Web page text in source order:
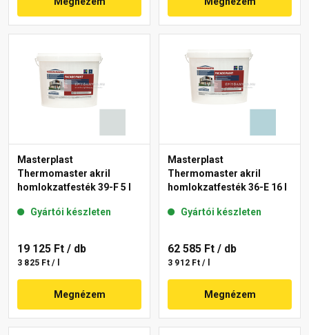
Masterplast
Thermomaster akril
homlokzatfesték 39-F 5 l
Gyártói készleten
19 125 Ft / db
3 825 Ft / l
Megnézem
Masterplast
Thermomaster akril
homlokzatfesték 36-E 16 l
Gyártói készleten
62 585 Ft / db
3 912 Ft / l
Megnézem